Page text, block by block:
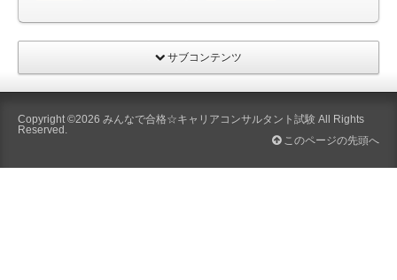
サブコンテンツ
Copyright ©2026 みんなで合格☆キャリアコンサルタント試験 All Rights
Reserved.
このページの先頭へ